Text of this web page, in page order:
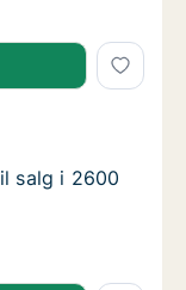
salg i 2400
salg i 2600
Glostrup,
salg i 2600
salg i 2600
salg i 2600